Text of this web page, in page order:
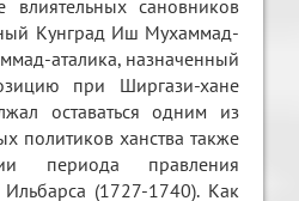
сановников
Кунград Иш Мухаммад-
аталика, назначенный
при Ширгази-хане
оставаться одним из
политиков ханства также
периода правления
(1727-1740). Как